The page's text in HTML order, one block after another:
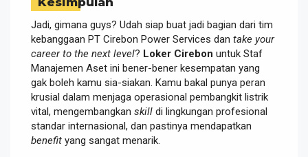
Jadi, gimana guys? Udah siap buat jadi bagian dari tim
kebanggaan PT Cirebon Power Services dan take your
career to the next level? Loker Cirebon untuk Staf
Manajemen Aset ini bener-bener kesempatan yang
gak boleh kamu sia-siakan. Kamu bakal punya peran
krusial dalam menjaga operasional pembangkit listrik
vital, mengembangkan skill di lingkungan profesional
standar internasional, dan pastinya mendapatkan
benefit yang sangat menarik.